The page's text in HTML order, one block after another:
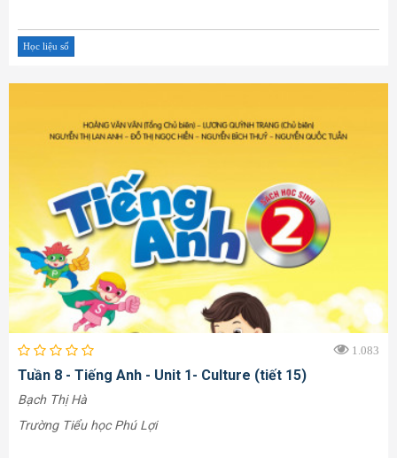
Học liệu số
1.083
Tuần 8 - Tiếng Anh - Unit 1- Culture (tiết 15)
Bạch Thị Hà
Trường Tiểu học Phú Lợi